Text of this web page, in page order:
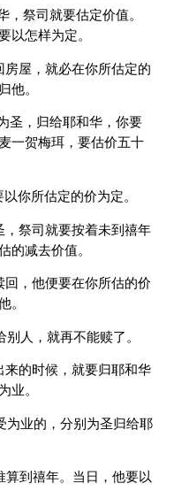
，祭司就要估定价值。
以怎样为定。
屋，就必在你所估定的
他。
圣，归给耶和华，你要
一贺梅珥，要估价五十
你所估定的价为定。
祭司就要按着未到禧年
的减去价值。
，他便要在你所估的价
。
人，就再不能赎了。
的时候，就要归耶和华
业。
为业的，分别为圣归给耶
到禧年。当日，他要以